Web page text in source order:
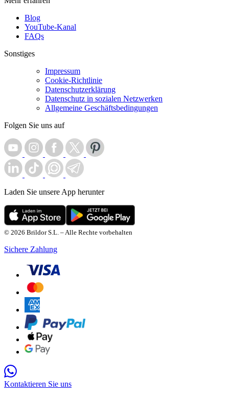
Blog
YouTube-Kanal
FAQs
Sonstiges
Impressum
Cookie-Richtlinie
Datenschutzerklärung
Datenschutz in sozialen Netzwerken
Allgemeine Geschäftsbedingungen
Folgen Sie uns auf
Laden Sie unsere App herunter
© 2026 Brildor S.L. – Alle Rechte vorbehalten
Sichere Zahlung
Kontaktieren Sie uns